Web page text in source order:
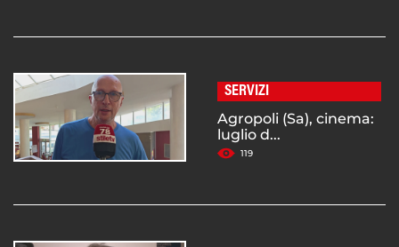
SERVIZI
Agropoli (Sa), cinema:
luglio d...
119